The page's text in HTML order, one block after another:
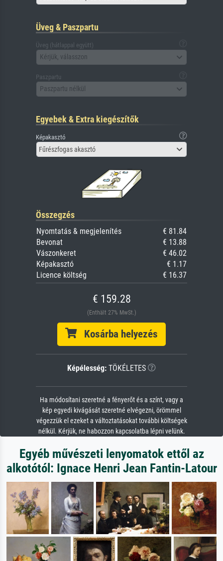
Üveg & Paszpartu
Üveg (hátlappal együtt)
Kérjük, válasszon
Paszpartu
Paszpartu nélkül
Egyebek & Extra kiegészítők
Képakasztó
Fűrészfogas akasztó
Összegzés
Nyomtatás & megjelenítés
€ 81.84
Bevonat
€ 13.88
Vászonkeret
€ 46.02
Képakasztó
€ 1.17
Licence költség
€ 16.37
€ 159.28
(Enthält 27% MwSt.)
Kosárba helyezés
Képélesség: TÖKÉLETES
Ha módosítani szeretné a fényerőt és a színt, vagy a
kép egyedi kivágását szeretné elvégezni, örömmel
végezzük el ezeket a változtatásokat további költségek
nélkül. Kérjük, ne habozzon kapcsolatba lépni velünk.
Egyéb művészeti lenyomatok ettől az
alkotótól: Ignace Henri Jean Fantin-Latour